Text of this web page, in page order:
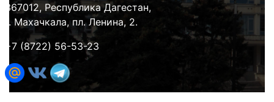
367012, Республика Дагестан,
г. Махачкала, пл. Ленина, 2.
+7 (8722) 56-53-23